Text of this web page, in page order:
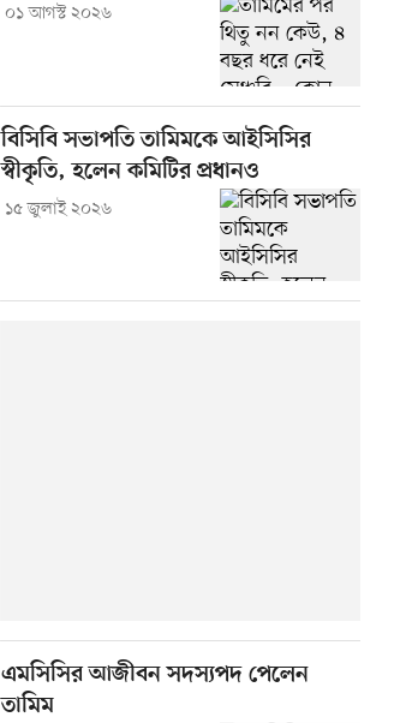
০১ আগস্ট ২০২৬
বিসিবি সভাপতি তামিমকে আইসিসির
স্বীকৃতি, হলেন কমিটির প্রধানও
১৫ জুলাই ২০২৬
এমসিসির আজীবন সদস্যপদ পেলেন
তামিম